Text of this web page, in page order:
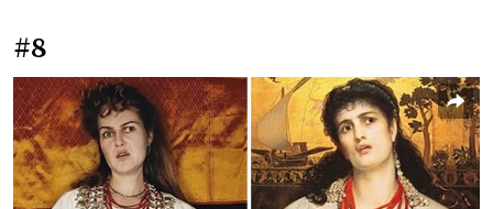
#8